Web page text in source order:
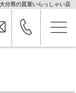
分県の質屋いらっしゃい店